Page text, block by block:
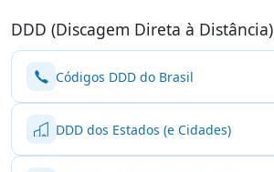
DDD (Discagem Direta à Distância)
Códigos DDD do Brasil
DDD dos Estados (e Cidades)